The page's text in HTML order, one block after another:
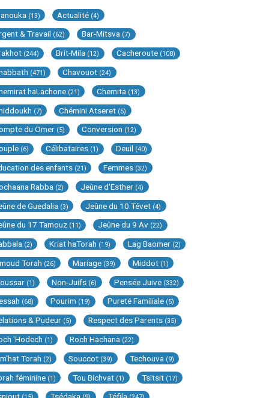
(13) Actualité (4)
& Travail (62) Bar-Mitsva (7)
(244) Brit-Mila (12) Cacheroute (108)
(471) Chavouot (24)
haLachone (21) Chemita (13)
(7) Chémini Atseret (5)
du Omer (5) Conversion (12)
(6) Célibataires (1) Deuil (40)
des enfants (21) Femmes (32)
Rabba (2) Jeûne d'Esther (4)
de Guedalia (3) Jeûne du 10 Tévet (4)
du 17 Tamouz (11) Jeûne du 9 Av (22)
(2) Kriat haTorah (19) Lag Baomer (2)
Torah (26) Mariage (39) Middot (1)
(1) Non-Juifs (6) Pensée Juive (332)
(68) Pourim (19) Pureté Familiale (5)
& Pudeur (5) Respect des Parents (35)
'Hodech (1) Roch Hachana (22)
Torah (2) Souccot (39) Techouva (9)
féminine (1) Tou Bichvat (1) Tsitsit (17)